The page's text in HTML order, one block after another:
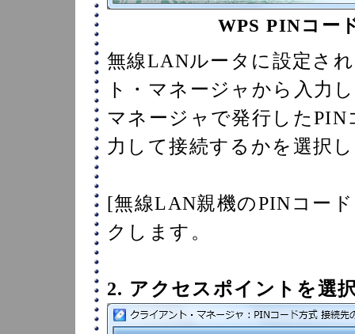
WPS PINコー
無線LANルータに設定さ
ト・マネージャから入力
マネージャで発行した
力して接続するかを選択
[無線LAN親機のPINコー
クします。
2. アクセスポイントを選